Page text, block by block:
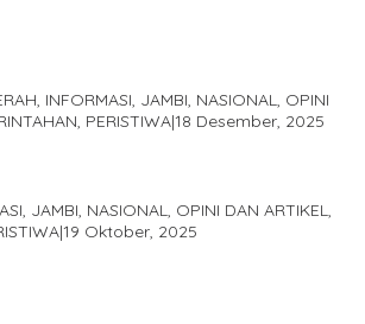
INFORMASI, JAMBI, NASIONAL, OPINI
PERISTIWA|18 Desember, 2025
JAMBI, NASIONAL, OPINI DAN ARTIKEL,
|19 Oktober, 2025